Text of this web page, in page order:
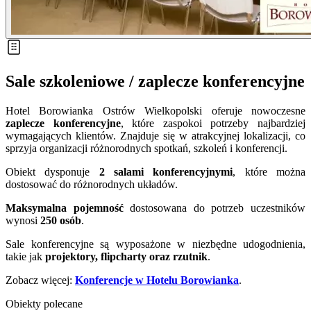
Sale szkoleniowe / zaplecze konferencyjne
Hotel Borowianka Ostrów Wielkopolski oferuje nowoczesne
zaplecze konferencyjne, które zaspokoi potrzeby najbardziej
wymagających klientów. Znajduje się w atrakcyjnej lokalizacji, co
sprzyja organizacji różnorodnych spotkań, szkoleń i konferencji.
Obiekt dysponuje 2 salami konferencyjnymi, które można
dostosować do różnorodnych układów.
Maksymalna pojemnośćdostosowana do potrzeb uczestników
wynosi 250 osób.
Sale konferencyjne są wyposażone w niezbędne udogodnienia,
takie jak projektory, flipcharty oraz rzutnik.
Zobacz więcej: Konferencje w Hotelu Borowianka.
Obiekty polecane